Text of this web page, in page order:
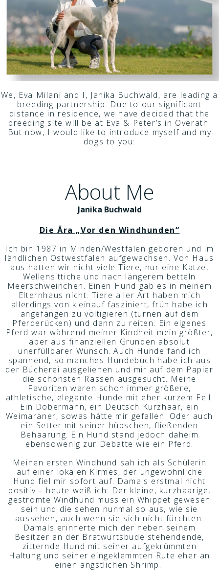
We, Eva Milani and I, Janika Buchwald, are leading a
breeding partnership. Due to our significant
distance in residence, we have decided that the
breeding site will be at Eva & Peter’s in Overath.
But now, I would like to introduce myself and my
dogs to you:
About Me
Janika Buchwald
Die Ära „Vor den Windhunden“
Ich bin 1987 in Minden/Westfalen geboren und im
ländlichen Ostwestfalen aufgewachsen. Von Haus
aus hatten wir nicht viele Tiere, nur eine Katze,
Wellensittiche und nach längerem betteln
Meerschweinchen. Einen Hund gab es in meinem
Elternhaus nicht. Tiere aller Art haben mich
allerdings von kleinauf fasziniert, früh habe ich
angefangen zu voltigieren (turnen auf dem
Pferderücken) und dann zu reiten. Ein eigenes
Pferd war während meiner Kindheit mein größter,
aber aus finanziellen Gründen absolut
unerfüllbarer Wunsch. Auch Hunde fand ich
spannend, so manches Hundebuch habe ich aus
der Bücherei ausgeliehen und mir auf dem Papier
die schönsten Rassen ausgesucht. Meine
Favoriten waren schon immer größere,
athletische, elegante Hunde mit eher kurzem Fell.
Ein Dobermann, ein Deutsch Kurzhaar, ein
Weimaraner, sowas hätte mir gefallen. Oder auch
ein Setter mit seiner hübschen, fließenden
Behaarung. Ein Hund stand jedoch daheim
ebensowenig zur Debatte wie ein Pferd.
Meinen ersten Windhund sah ich als Schülerin
auf einer lokalen Kirmes, der ungewöhnliche
Hund fiel mir sofort auf. Damals erstmal nicht
positiv – heute weiß ich: Der kleine, kurzhaarige,
gestromte Windhund muss ein Whippet gewesen
sein und die sehen nunmal so aus, wie sie
aussehen, auch wenn sie sich nicht fürchten.
Damals erinnerte mich der neben seinem
Besitzer an der Bratwurtsbude stehendende,
zitternde Hund mit seiner aufgekrümmten
Haltung und seiner eingeklemmten Rute eher an
einen ängstlichen Shrimp.